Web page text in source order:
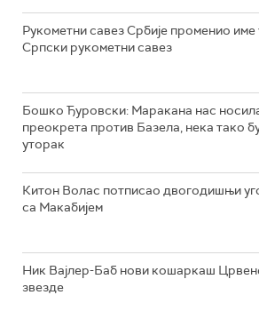
Рукометни савез Србије променио име
Српски рукометни савез
Бошко Ђуровски: Маракана нас
преокрета против Базела, нека тако
уторак
Китон Волас потписао двогодишњи
са Макабијем
Ник Вајлер-Баб нови кошаркаш
звезде